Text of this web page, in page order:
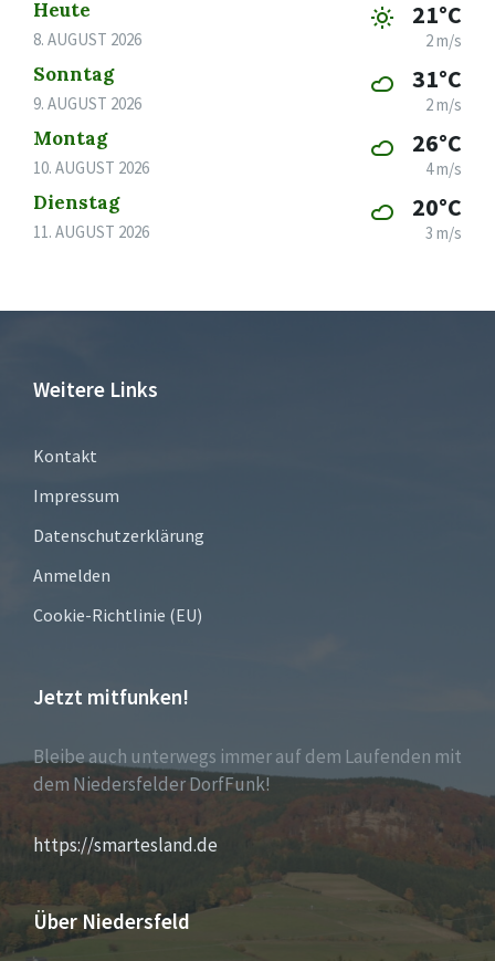
Heute
8. AUGUST 2026
21°C
2 m/s
Sonntag
9. AUGUST 2026
31°C
2 m/s
Montag
10. AUGUST 2026
26°C
4 m/s
Dienstag
11. AUGUST 2026
20°C
3 m/s
Weitere Links
Kontakt
Impressum
Datenschutzerklärung
Anmelden
Cookie-Richtlinie (EU)
Jetzt mitfunken!
Bleibe auch unterwegs immer auf dem Laufenden mit
dem Niedersfelder DorfFunk!
https://smartesland.de
Über Niedersfeld